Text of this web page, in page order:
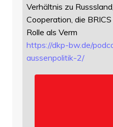
Verhältnis zu
Cooperation, die
Rolle als Verm
https://dkp-bw.de/
aussenpolitik-2/